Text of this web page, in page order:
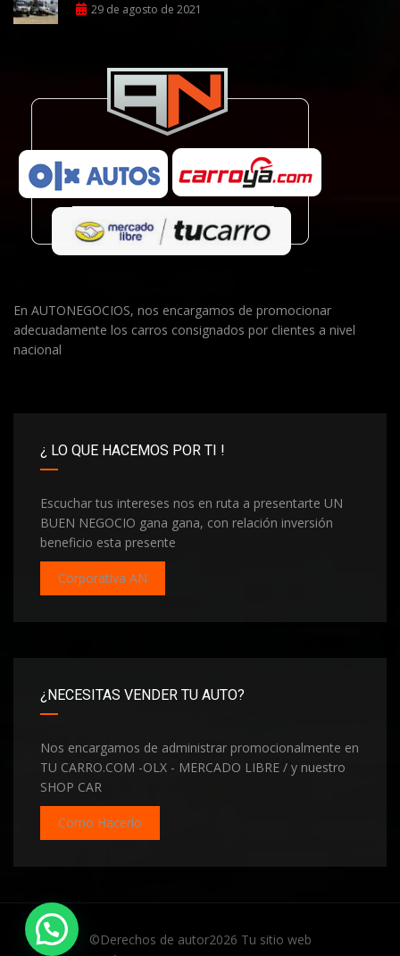
29 de agosto de 2021
En AUTONEGOCIOS, nos encargamos de promocionar
adecuadamente los carros consignados por clientes a nivel
nacional
¿ LO QUE HACEMOS POR TI !
Escuchar tus intereses nos en ruta a presentarte UN
BUEN NEGOCIO gana gana, con relación inversión
beneficio esta presente
Corporativa AN
¿NECESITAS VENDER TU AUTO?
Nos encargamos de administrar promocionalmente en
TU CARRO.COM -OLX - MERCADO LIBRE / y nuestro
SHOP CAR
Como Hacerlo
©Derechos de autor2026 Tu sitio web